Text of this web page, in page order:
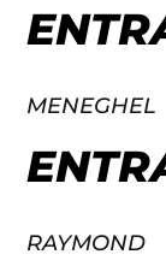
MENEGHEL
RAYMOND